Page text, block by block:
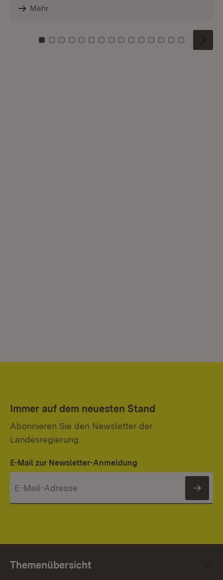
Mehr
Zu Kachel: 0
Zu Kachel: 1
Zu Kachel: 2
Zu Kachel: 3
Zu Kachel: 4
Zu Kachel: 5
Zu Kachel: 6
Zu Kachel: 7
Zu Kachel: 8
Zu Kachel: 9
Zu Kachel: 10
Zu Kachel: 11
Zu Kachel: 12
Zu Kachel:
Zu
Immer auf dem neuesten Stand
Abonnieren Sie den Newsletter der
Landesregierung.
E-Mail zur Newsletter-Anmeldung
Themenübersicht